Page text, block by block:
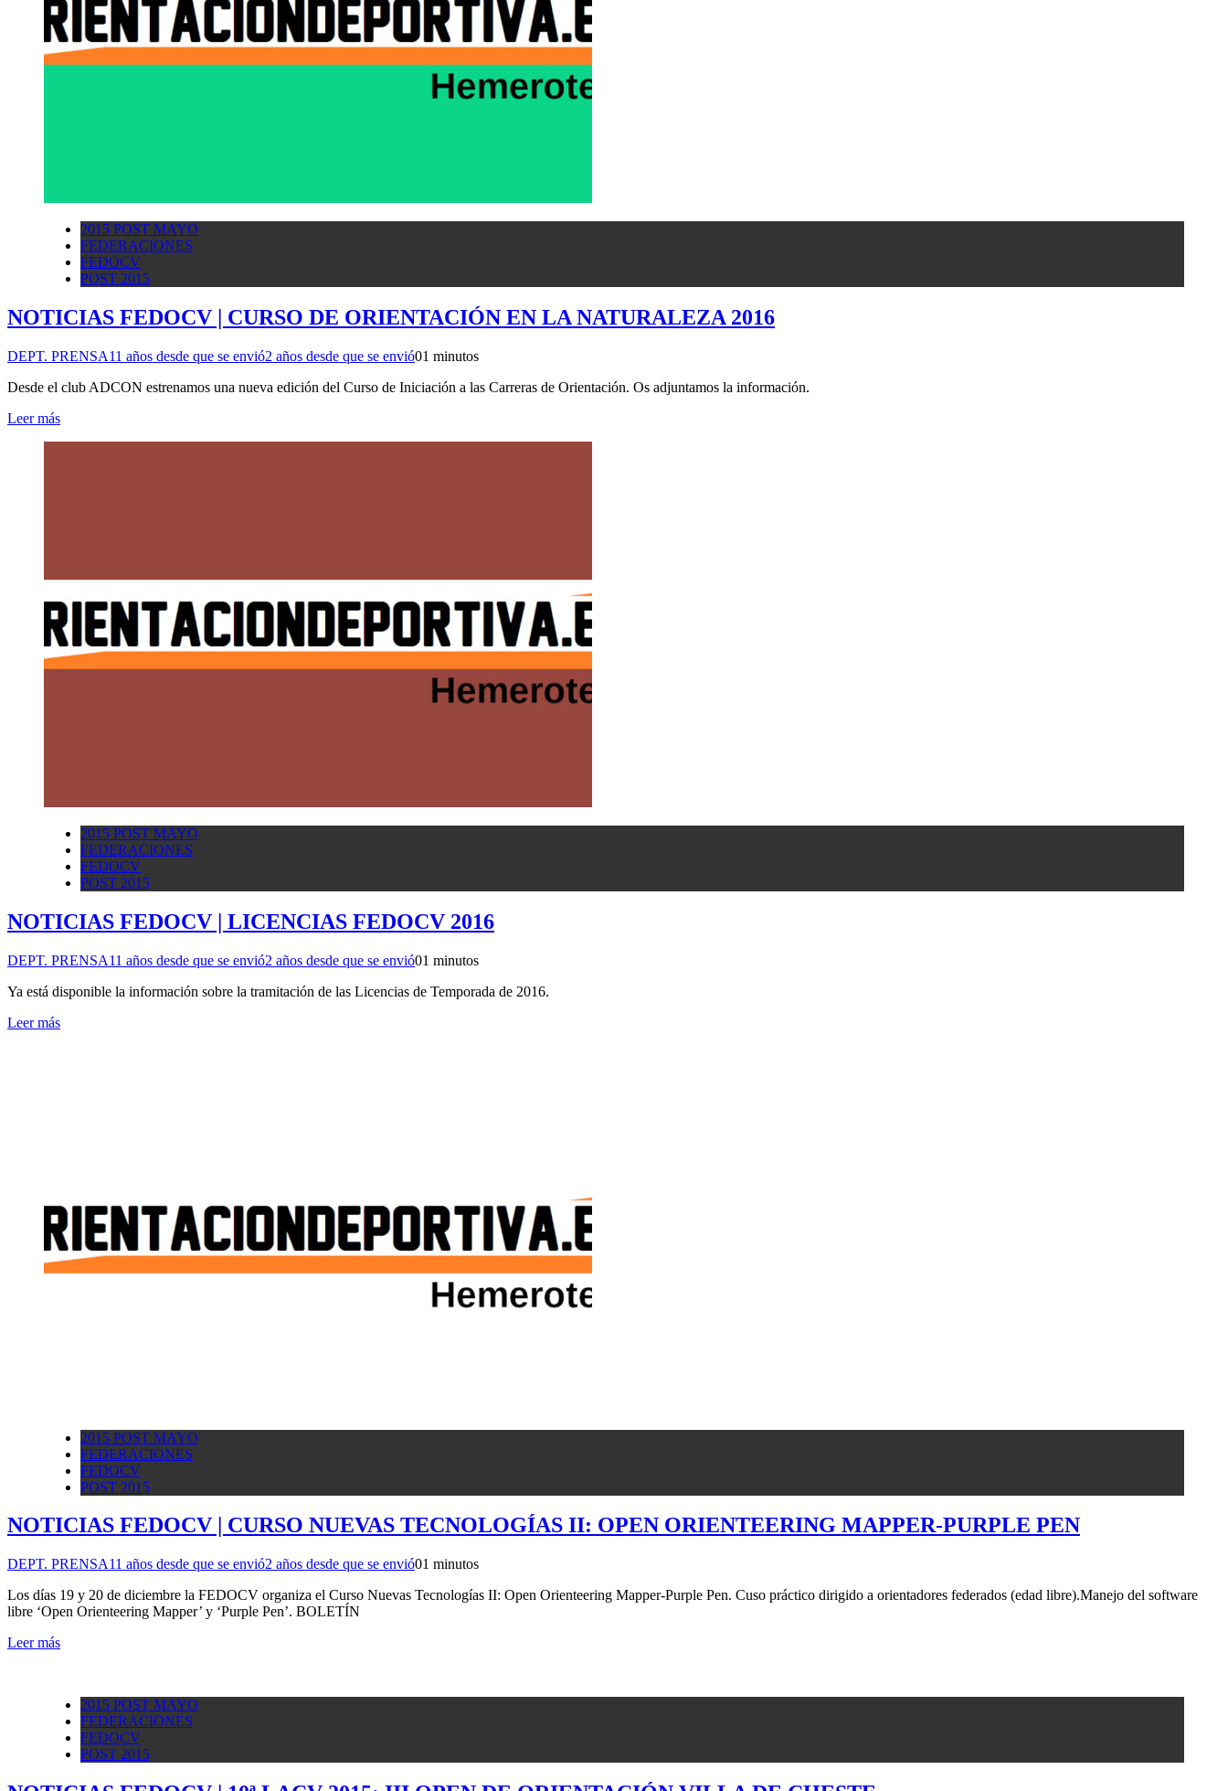
2015 POST MAYO
FEDERACIONES
FEDOCV
POST 2015
NOTICIAS FEDOCV | CURSO DE ORIENTACIÓN EN LA NATURALEZA 2016
DEPT. PRENSA11 años desde que se envió2 años desde que se envió01 minutos
Desde el club ADCON estrenamos una nueva edición del Curso de Iniciación a las Carreras de Orientación. Os adjuntamos la información.
Leer más
2015 POST MAYO
FEDERACIONES
FEDOCV
POST 2015
NOTICIAS FEDOCV | LICENCIAS FEDOCV 2016
DEPT. PRENSA11 años desde que se envió2 años desde que se envió01 minutos
Ya está disponible la información sobre la tramitación de las Licencias de Temporada de 2016.
Leer más
2015 POST MAYO
FEDERACIONES
FEDOCV
POST 2015
NOTICIAS FEDOCV | CURSO NUEVAS TECNOLOGÍAS II: OPEN ORIENTEERING MAPPER-PURPLE PEN
DEPT. PRENSA11 años desde que se envió2 años desde que se envió01 minutos
Los días 19 y 20 de diciembre la FEDOCV organiza el Curso Nuevas Tecnologías II: Open Orienteering Mapper-Purple Pen. Cuso práctico dirigido a orientadores federados (edad libre).Manejo del software
libre ‘Open Orienteering Mapper’ y ‘Purple Pen’. BOLETÍN
Leer más
2015 POST MAYO
FEDERACIONES
FEDOCV
POST 2015